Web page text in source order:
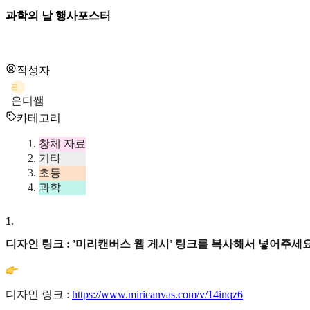
과학의 날 행사포스터
작성자
은
은디쌤
카테고리
창체 자료
기타
초등
과학
1.
디자인 링크 : '미리캔버스 웹 게시' 링크를 복사해서 넣어주세
디자인 링크 : https://www.miricanvas.com/v/14inqz6